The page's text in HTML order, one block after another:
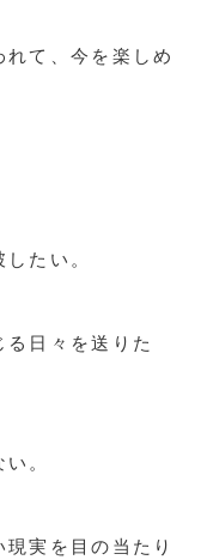
て、今を楽しめ
たい。
日々を送りた
。
実を目の当たり